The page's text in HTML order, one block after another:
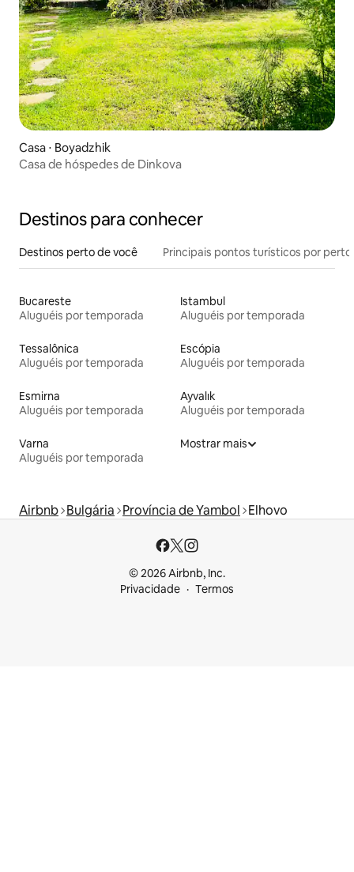
Casa ⋅ Boyadzhik
Casa de hóspedes de Dinkova
Destinos para conhecer
Destinos perto de você Principais pontos turísticos por perto
Bucareste
Aluguéis por temporada
Istambul
Aluguéis por temporada
Tessalônica
Aluguéis por temporada
Escópia
Aluguéis por temporada
Esmirna
Aluguéis por temporada
Ayvalık
Aluguéis por temporada
Varna
Aluguéis por temporada
Mostrar mais
Airbnb Bulgária Província de Yambol Elhovo
© 2026 Airbnb, Inc.
Privacidade
Termos